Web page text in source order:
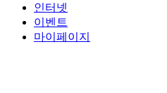
인터넷
이벤트
마이페이지